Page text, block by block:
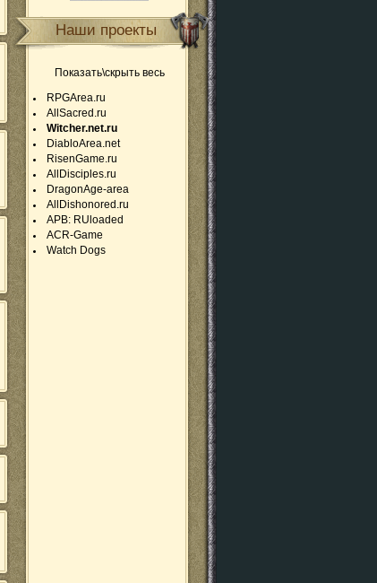
Наши проекты
Показать\скрыть весь
RPGArea.ru
AllSacred.ru
Witcher.net.ru
DiabloArea.net
RisenGame.ru
AllDisciples.ru
DragonAge-area
AllDishonored.ru
APB: RUloaded
ACR-Game
Watch Dogs